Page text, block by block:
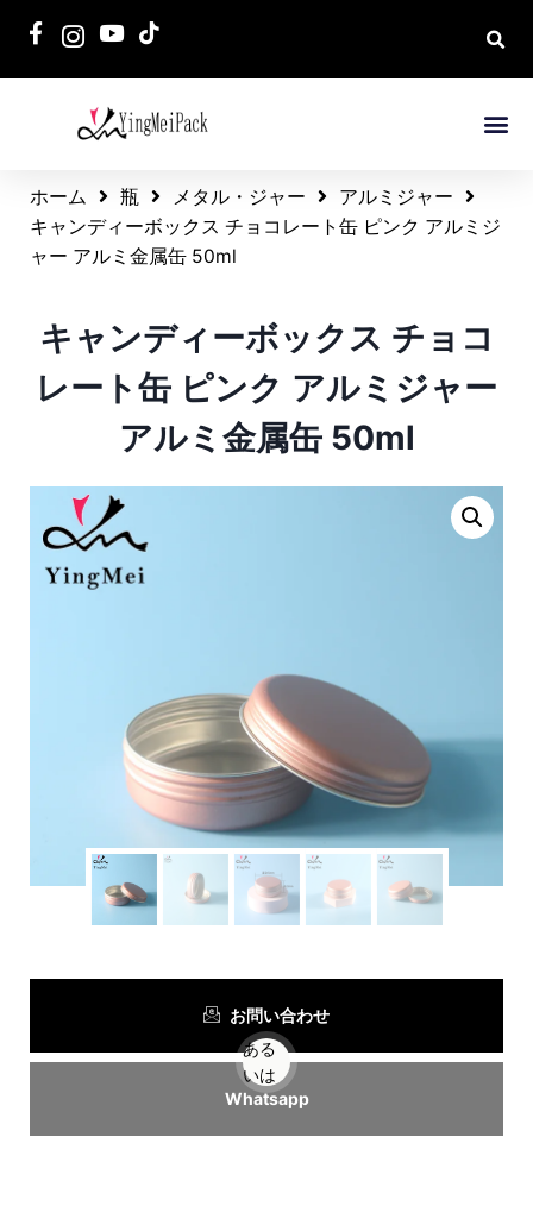
ホーム 瓶 メタル・ジャー
アルミジャー
キャンディーボックス チョコレート缶 ピンク アルミジ
ャー アルミ金属缶 50ml
キャンディーボックス チョコ
レート缶 ピンク アルミジャー
アルミ金属缶 50ml
お問い合わせ
ある
いは
Whatsapp